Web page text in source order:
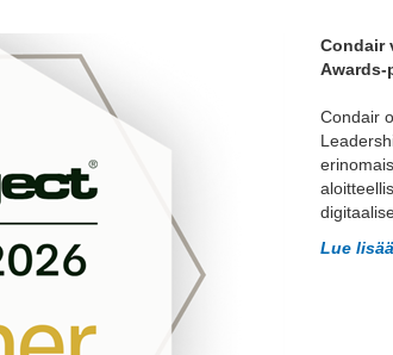
Condair
Awards-
Condair
Lue lisää